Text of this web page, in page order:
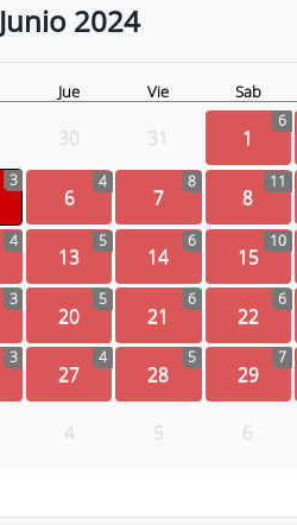
Junio 2024
Jue Vie Sab
30 31 1
6
3
6
4
7
8
8
11
4
13
5
14
6
15
10
3
20
5
21
6
22
6
3
27
4
28
5
29
7
4 5 6